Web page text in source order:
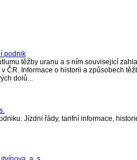
podnik
těžby uranu a s ním související
ČR. Informace o historii a způsobech
dolů...
Jízdní řády, tarifní informace,